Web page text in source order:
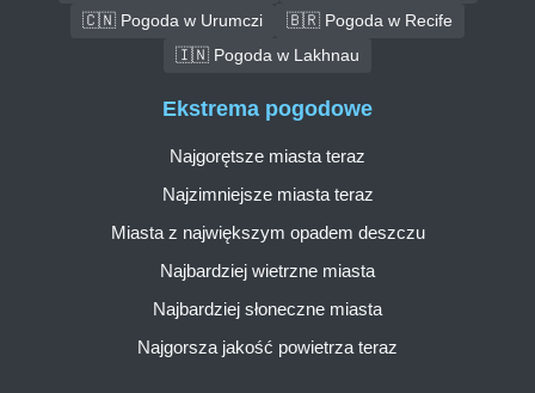
🇨🇳 Pogoda w Urumczi
🇧🇷 Pogoda w Recife
🇮🇳 Pogoda w Lakhnau
Ekstrema pogodowe
Najgorętsze miasta teraz
Najzimniejsze miasta teraz
Miasta z największym opadem deszczu
Najbardziej wietrzne miasta
Najbardziej słoneczne miasta
Najgorsza jakość powietrza teraz